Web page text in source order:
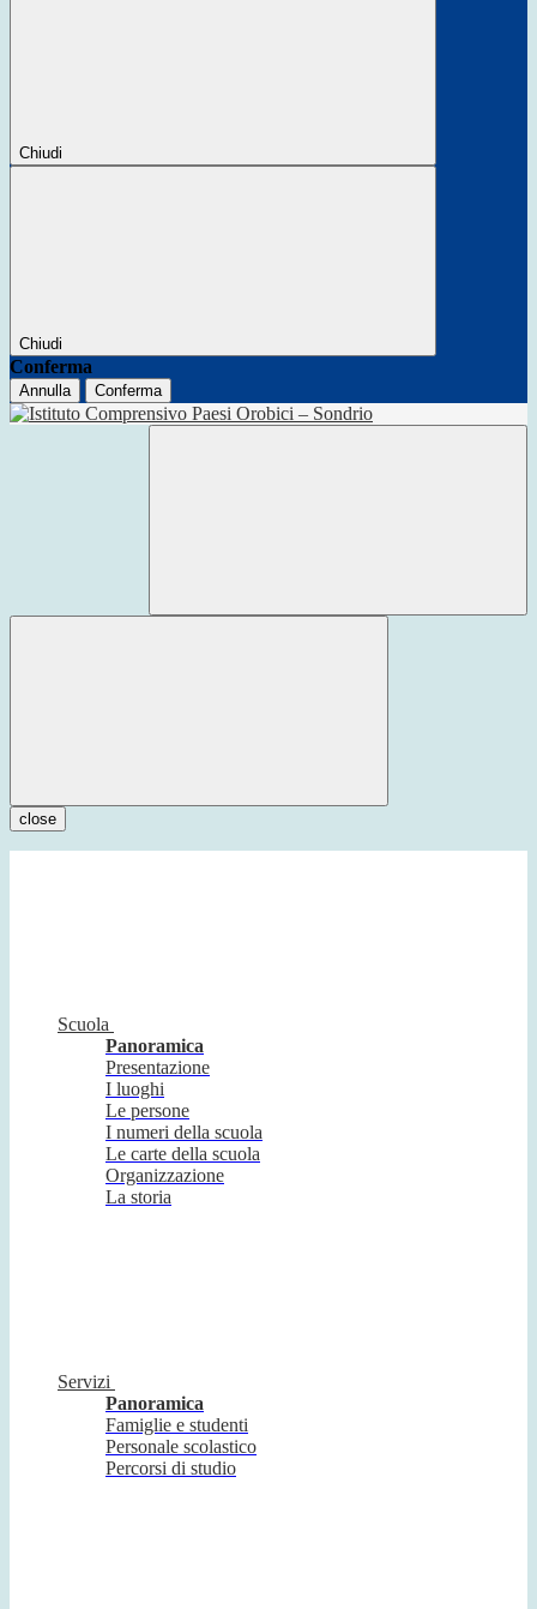
Chiudi
Chiudi
Conferma
Annulla Conferma
close
Scuola
Panoramica
Presentazione
I luoghi
Le persone
I numeri della scuola
Le carte della scuola
Organizzazione
La storia
Servizi
Panoramica
Famiglie e studenti
Personale scolastico
Percorsi di studio